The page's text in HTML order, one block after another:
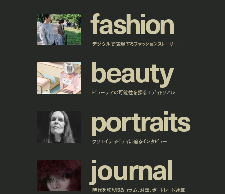
fashion
デジタルで表現するファッションストーリー
beauty
ビューティの可能性を探るエディトリアル
portraits
クリエイティビティに迫るインタビュー
journal
時代を切り取るコラム、対談、ポートレート連載